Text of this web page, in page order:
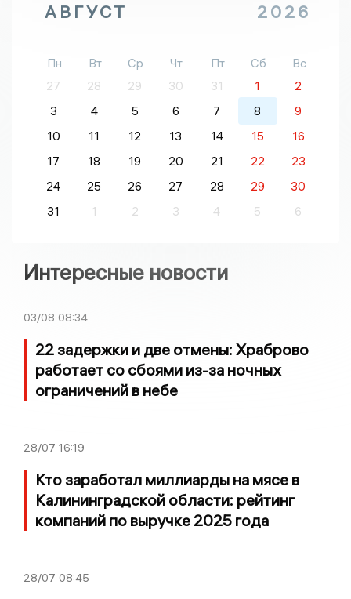
АВГУСТ 2026
Пн Вт Ср Чт Пт Сб
Вс
27
28 29 30 31 1
2
3
4 5 6 7 8
9
10
11 12 13 14 15
16
17
18 19 20 21 22
23
24
25 26 27 28 29
30
31
1 2 3 4 5 6
Интересные новости
03/08 08:34
22 задержки и две отмены: Храброво
работает со сбоями из-за ночных
ограничений в небе
28/07 16:19
Кто заработал миллиарды на мясе в
Калининградской области: рейтинг
компаний по выручке 2025 года
28/07 08:45